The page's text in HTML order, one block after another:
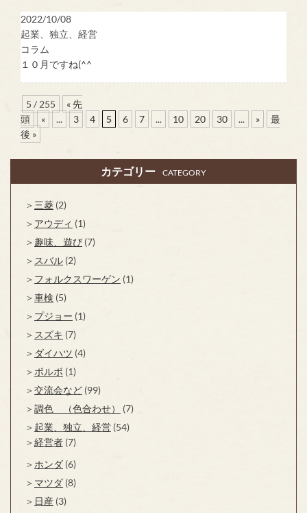
2022/10/08
起業、独立、経営
コラム
１０月ですね(^^
5 / 255
« 先
頭
« ... 3 4 5 6 7 ... 10 20 30 ... »
最
後 »
カテゴリー CATEGORY
三菱 (2)
アウディ (1)
趣味、遊び (7)
スバル (2)
フォルクスワーゲン (1)
車検 (5)
プジョー (1)
スズキ (7)
ダイハツ (4)
ボルボ (1)
交流会など (99)
調色 （色合わせ）
(7)
起業、独立、経営 (54)
経営者 (7)
ホンダ (6)
マツダ (8)
日産 (3)